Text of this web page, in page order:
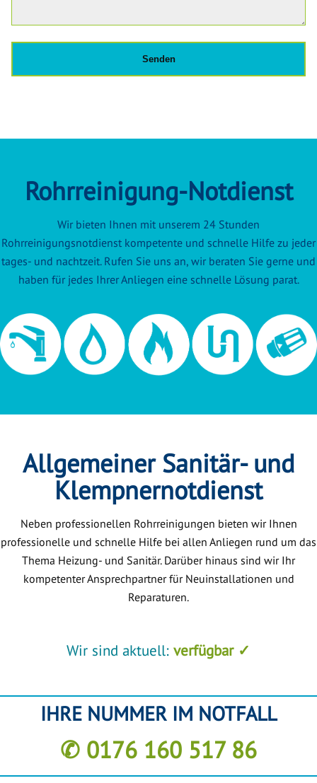
Rohrreinigung-Notdienst
Wir bieten Ihnen mit unserem 24 Stunden
Rohrreinigungsnotdienst kompetente und schnelle Hilfe zu jeder
tages- und nachtzeit. Rufen Sie uns an, wir beraten Sie gerne und
haben für jedes Ihrer Anliegen eine schnelle Lösung parat.
Allgemeiner Sanitär- und
Klempnernotdienst
Neben professionellen Rohrreinigungen bieten wir Ihnen
professionelle und schnelle Hilfe bei allen Anliegen rund um das
Thema Heizung- und Sanitär. Darüber hinaus sind wir Ihr
kompetenter Ansprechpartner für Neuinstallationen und
Reparaturen.
Wir sind aktuell: verfügbar ✓
IHRE NUMMER IM NOTFALL
✆ 0176 160 517 86